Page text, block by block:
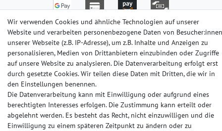
Versand
Impressum Daten­schutz­erklärung AGB
Wir verwenden Cookies und ähnliche Technologien auf unserer
Website und verarbeiten personenbezogene Daten von Besucher:innen
unserer Webseite (z.B. IP-Adresse), um z.B. Inhalte und Anzeigen zu
personalisieren, Medien von Drittanbietern einzubinden oder Zugriffe
auf unsere Website zu analysieren. Die Datenverarbeitung erfolgt erst
durch gesetzte Cookies. Wir teilen diese Daten mit Dritten, die wir in
den Einstellungen benennen.
Die Datenverarbeitung kann mit Einwilligung oder aufgrund eines
berechtigten Interesses erfolgen. Die Zustimmung kann erteilt oder
abgelehnt werden. Es besteht das Recht, nicht einzuwilligen und die
Einwilligung zu einem späteren Zeitpunkt zu ändern oder zu